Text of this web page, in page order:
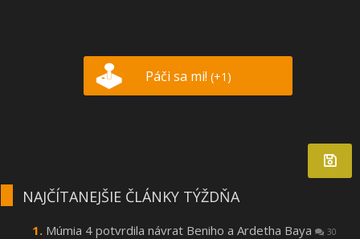
Páči sa mi! (+1)
NAJČÍTANEJŠIE ČLÁNKY TÝŽDŇA
Múmia 4 potvrdila návrat Beniho a Ardetha Baya 30